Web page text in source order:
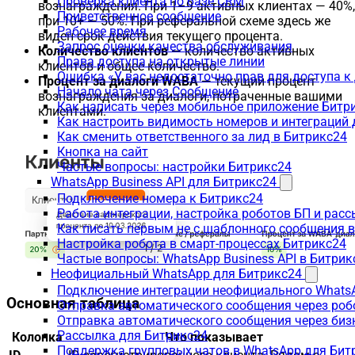
Приветственное сообщение
Рабочее время
Запрос оценки качества обслуживания
Права доступа на открытые линии
Ошибка «У вас недостаточно прав для доступа
Начало чата через Сообщение
Как написать через мобильное приложение
Как настроить видимость номеров и
Как сменить ответственного за лид в Битрикс24
Кнопка на сайт
Частые вопросы: настройки Битрикс24
WhatsApp Business API для Битрикс24
Подключение номера к Битрикс24
Работа интеграции, настройка роботов БП и
Как писать первым не с шаблонного сообщения
Настройка робота в смарт-процессах Битрикс24
Частые вопросы: WhatsApp Business API в
Неофициальный WhatsApp для Битрикс24
Подключение интеграции неофициального
Отправка автоматического сообщения через
Отправка автоматического сообщения через
Рассылка для Битрикс24
Поддержка групповых чатов в WhatsApp для
вознаграждения. При 1–9 активных клиентах — 40%,
при 10+ — 50%. При реферальной схеме здесь же
виден срок действия текущего процента.
Количество клиентов— количество активных
клиентов и общее количество.
Процент за диалоги WABA— текущий процент
вознаграждения за диалоги, потраченные вашими
клиентами.
Основная таблица
Колонка
Что показывает